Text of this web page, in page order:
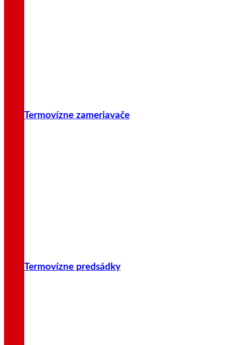
Termovízne zameriavače
Termovízne predsádky